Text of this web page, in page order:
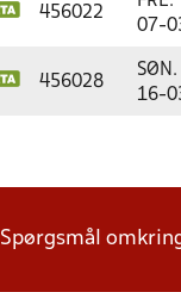
456022
07-
456028
SØN.
16-
Spørgsmål